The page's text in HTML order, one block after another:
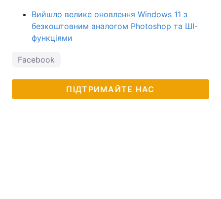
Вийшло велике оновлення Windows 11 з
безкоштовним аналогом Photoshop та ШІ-
функціями
Facebook
ПІДТРИМАЙТЕ НАС